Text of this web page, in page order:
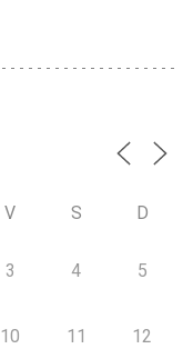
V S D
3 4 5
10 11 12